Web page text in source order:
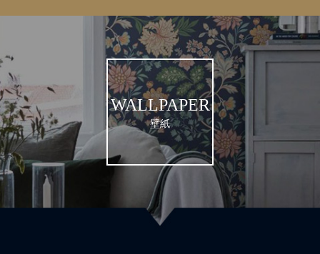
WALLPAPER
壁紙